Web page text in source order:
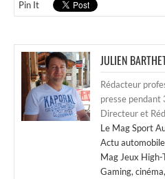
Pin It
JULIEN
Rédacteur
presse pendant
Directeur et
Le Mag Sport
Actu
Mag Jeux High-
Gaming,